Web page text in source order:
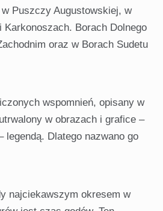
Puszczy Augustowskiej, w
Borach Dolnego
oraz w Borach Sudetu
wspomnień, opisany w
w obrazach i grafice –
legendą. Dlatego nazwano go
najciekawszym okresem w